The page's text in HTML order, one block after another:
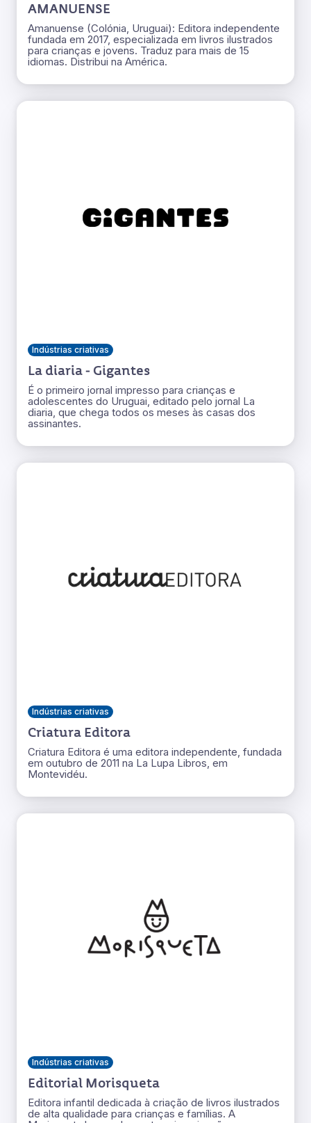
AMANUENSE
Amanuense (Colónia, Uruguai): Editora independente
fundada em 2017, especializada em livros ilustrados
para crianças e jovens. Traduz para mais de 15
idiomas. Distribui na América.
Indústrias criativas
La diaria - Gigantes
É o primeiro jornal impresso para crianças e
adolescentes do Uruguai, editado pelo jornal La
diaria, que chega todos os meses às casas dos
assinantes.
Indústrias criativas
Criatura Editora
Criatura Editora é uma editora independente, fundada
em outubro de 2011 na La Lupa Libros, em
Montevidéu.
Indústrias criativas
Editorial Morisqueta
Editora infantil dedicada à criação de livros ilustrados
de alta qualidade para crianças e famílias. A